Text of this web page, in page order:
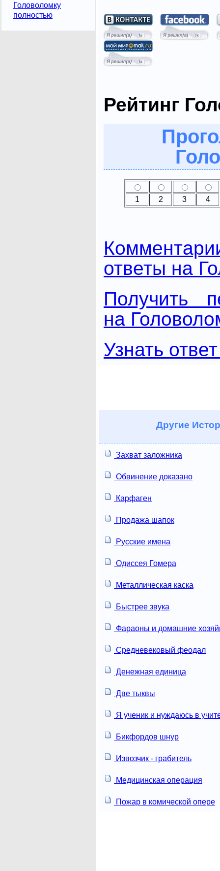
Головоломку
полностью
Рейтинг
1 2 3 4
ответы на
Получить
на
Узнать
Другие
Захват заложника
Обвинение доказано
Карфаген
Продажа шапок
Русские имена
Одиссея Гомера
Металлическая каска
Быстрее звука
Фараоны и домашние
Средневековый феодал
Денежная единица
Две тыквы
Я ученик и нуждаюсь в
Бикфордов шнур
Извозчик - грабитель
Медицинская операция
Пожар в комической опере